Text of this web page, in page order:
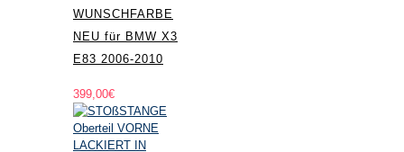
WUNSCHFARBE
NEU für BMW X3
E83 2006-2010
399,00€